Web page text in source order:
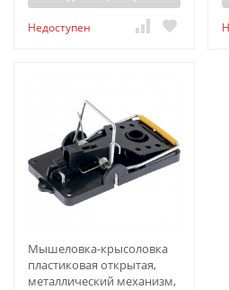
Недоступен
Мышеловка-крысоловка
пластиковая открытая,
металлический механизм,